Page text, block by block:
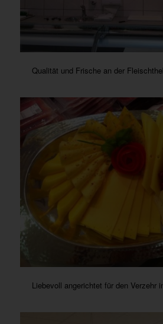
Qualität und Frische an der
Liebevoll angerichtet für den Verzehr